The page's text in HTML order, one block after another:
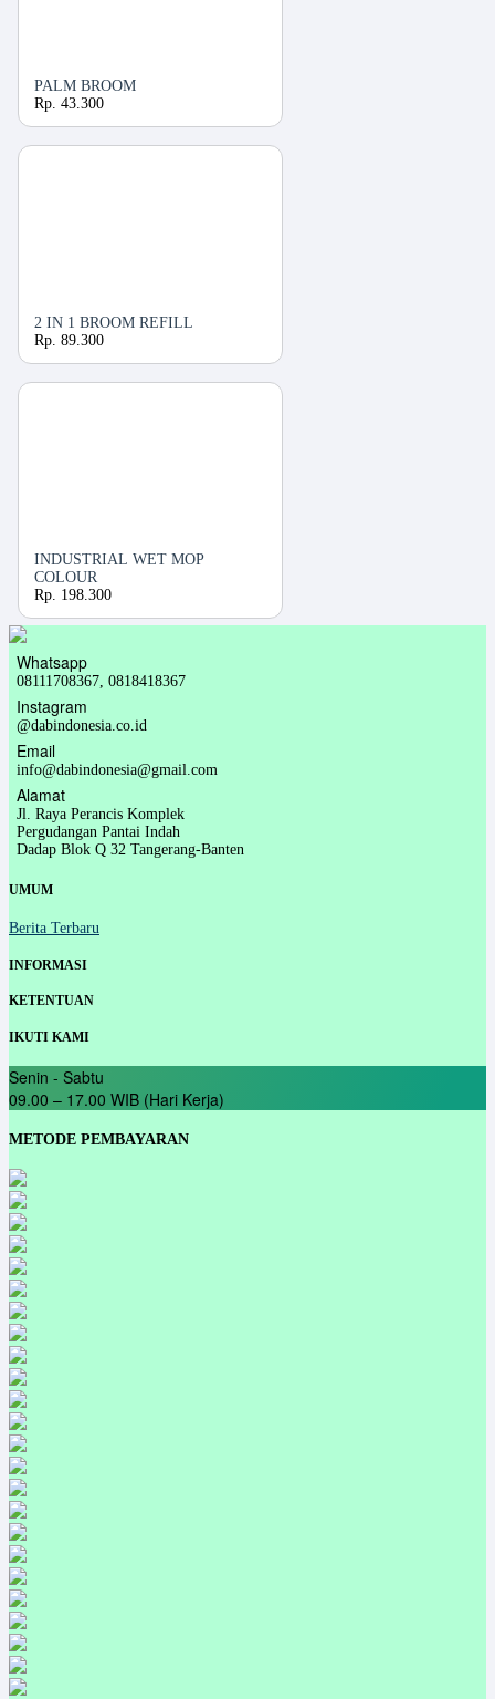
PALM BROOM
Rp. 43.300
2 IN 1 BROOM REFILL
Rp. 89.300
INDUSTRIAL WET MOP
COLOUR
Rp. 198.300
Whatsapp
08111708367, 0818418367
Instagram
@dabindonesia.co.id
Email
info@dabindonesia@gmail.com
Alamat
Jl. Raya Perancis Komplek
Pergudangan Pantai Indah
Dadap Blok Q 32 Tangerang-Banten
UMUM
Berita Terbaru
INFORMASI
KETENTUAN
IKUTI KAMI
Senin - Sabtu
09.00 – 17.00 WIB (Hari Kerja)
METODE PEMBAYARAN